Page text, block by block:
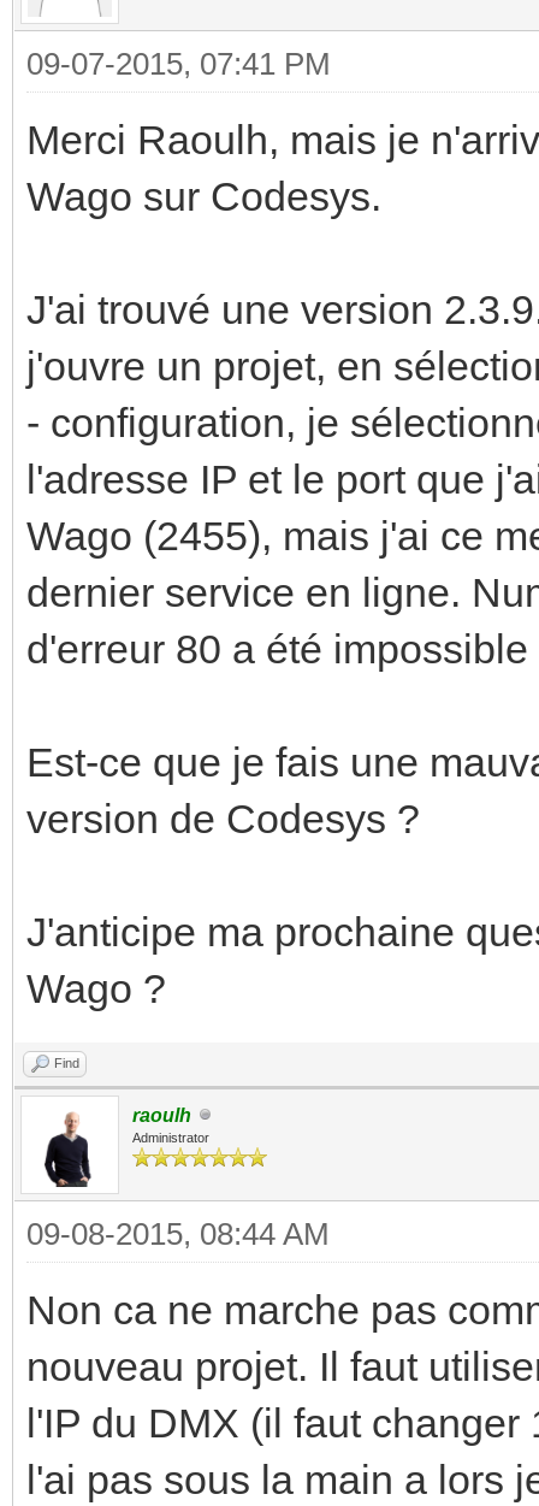
09-07-2015, 07:41 PM
Merci Raoulh, mais je
Wago sur Codesys.
J'ai trouvé une version
j'ouvre un projet, en
- configuration, je
l'adresse IP et le port que
Wago (2455), mais j'ai ce
dernier service en ligne.
d'erreur 80 a été
Est-ce que je fais une
version de Codesys ?
J'anticipe ma prochaine
Wago ?
Find
raoulh
Administrator
09-08-2015, 08:44 AM
Non ca ne marche pas
nouveau projet. Il faut
l'IP du DMX (il faut
l'ai pas sous la main a lors